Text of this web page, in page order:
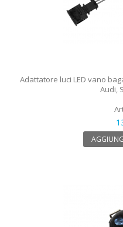
Adattatore luci LED vano
Audi,